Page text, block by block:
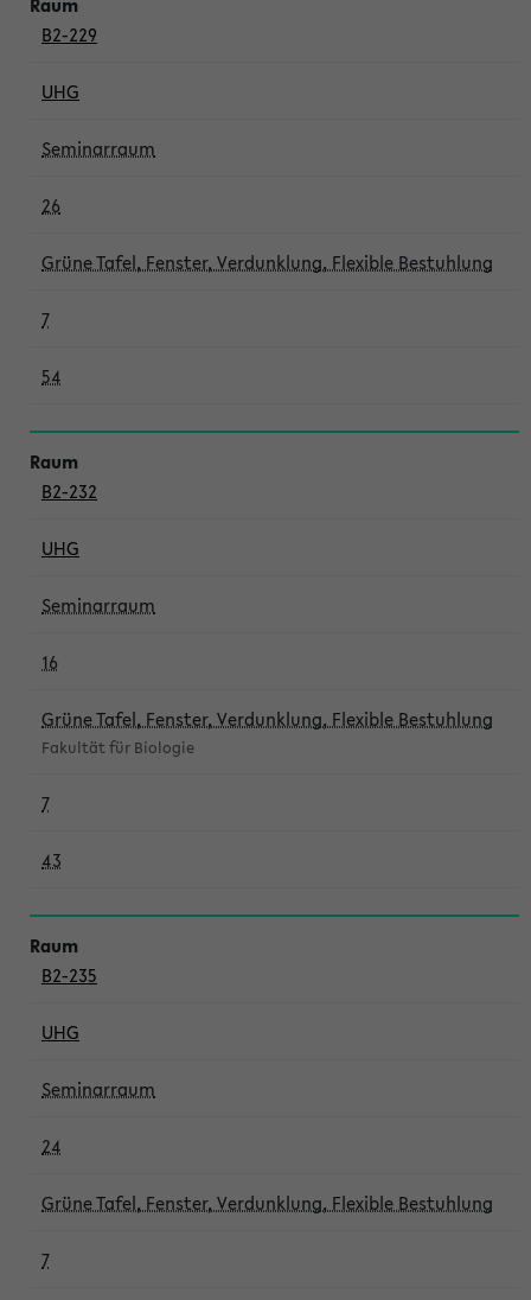
B2-229
UHG
Seminarraum
26
Grüne Tafel, Fenster, Verdunklung, Flexible Bestuhlung
7
54
B2-232
UHG
Seminarraum
16
Grüne Tafel, Fenster, Verdunklung, Flexible Bestuhlung
Fakultät für Biologie
7
43
B2-235
UHG
Seminarraum
24
Grüne Tafel, Fenster, Verdunklung, Flexible Bestuhlung
7